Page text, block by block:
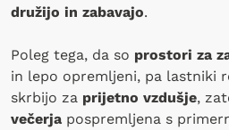
družijo in zabavajo.
Poleg tega, da so prostori za
in lepo opremljeni, pa lastniki
skrbijo za prijetno vzdušje,
večerja pospremljena s